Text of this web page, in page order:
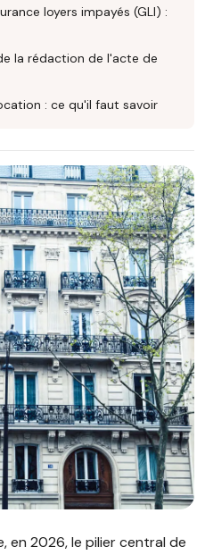
loyers impayés (GLI) :
la rédaction de l'acte de
: ce qu'il faut savoir
en 2026, le pilier central de